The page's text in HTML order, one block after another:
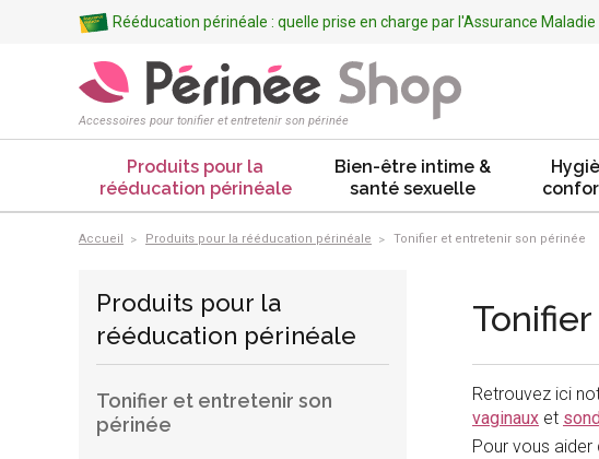
Rééducation périnéale : quelle prise en charge par l'Assurance Maladie
Accessoires pour tonifier et entretenir son périnée
Produits pour la
rééducation périnéale
Bien-être intime &
santé sexuelle
Accueil Produits pour la rééducation périnéale Tonifier et entretenir son périnée
Retrouvez ici
vaginaux et
Pour vous
Produits pour la
rééducation périnéale
Tonifier et entretenir son
périnée